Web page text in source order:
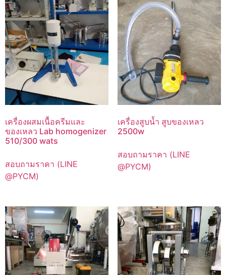
เครื่องผสมเนื้อครีมและ
ของเหลว Lab homogenizer
510/300 wats
สอบถามราคา (LINE
@PYCM)
เครื่องสูบน้ำ สูบของเหลว
2500w
สอบถามราคา (LINE
@PYCM)